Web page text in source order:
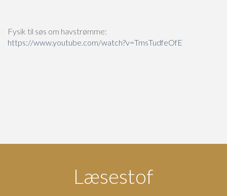
Fysik til søs om havstrømme:
https://www.youtube.com/watch?v=TmsTudfeOfE
Læsestof